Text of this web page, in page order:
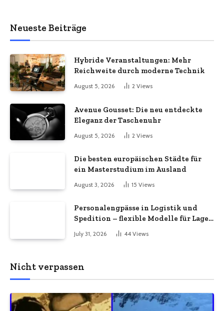
Neueste Beiträge
Hybride Veranstaltungen: Mehr
Reichweite durch moderne Technik
August 5, 2026 2 Views
Avenue Gousset: Die neu entdeckte
Eleganz der Taschenuhr
August 5, 2026 2 Views
Die besten europäischen Städte für
ein Masterstudium im Ausland
August 3, 2026 15 Views
Personalengpässe in Logistik und
Spedition – flexible Modelle für Lager
und Versand
July 31, 2026 44 Views
Nicht verpassen